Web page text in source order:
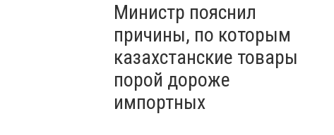
Министр пояснил
причины, по которым
казахстанские товары
порой дороже
импортных